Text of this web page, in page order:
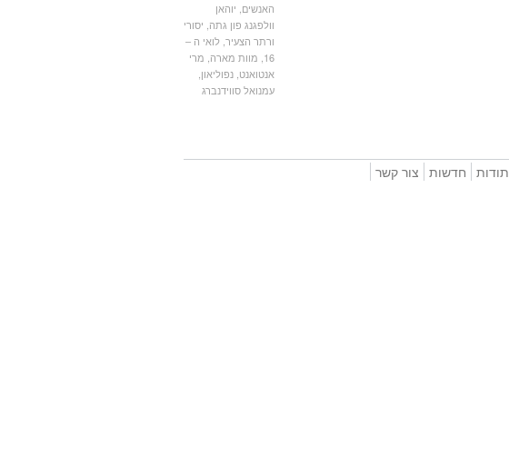
האנשים יוהאן
וולפגנג פון גתה יסורי
ורתר הצעיר לואי ה –
16 מוות מארה מרי
אנטואנט נפוליאון
עמנואל סווידנברג
תודות חדשות צור קשר